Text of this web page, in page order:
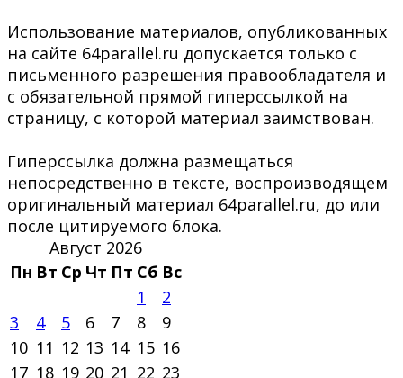
Использование материалов, опубликованных
на сайте 64parallel.ru допускается только с
письменного разрешения правообладателя и
с обязательной прямой гиперссылкой на
страницу, с которой материал заимствован.
Гиперссылка должна размещаться
непосредственно в тексте, воспроизводящем
оригинальный материал 64parallel.ru, до или
после цитируемого блока.
Август 2026
Пн Вт Ср Чт Пт Сб Вс
1
2
3
4 5 6 7 8
9
10 11 12 13 14 15 16
17 18 19 20 21 22 23